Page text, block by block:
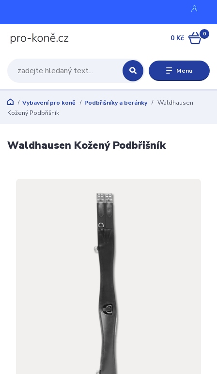
Menu
0
0 Kč
Vybavení pro koně Podbřišníky a beránky
Waldhausen
Kožený Podbřišník
Waldhausen Kožený Podbřišník